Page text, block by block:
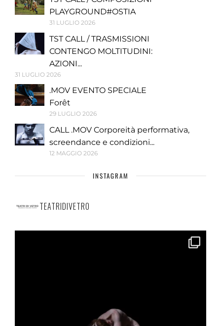
PLAYGROUND#OSTIA
31 LUGLIO 2026
TST CALL / TRASMISSIONI
CONTENGO MOLTITUDINI:
AZIONI...
31 LUGLIO 2026
.MOV EVENTO SPECIALE
Forêt
29 LUGLIO 2026
CALL .MOV Corporeità performativa,
screendance e condizioni...
12 MAGGIO 2026
INSTAGRAM
TEATRIDIVETRO